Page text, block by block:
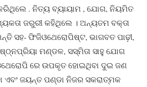
. ନିତ୍ୟ ବ୍ୟାୟାମ , ଯୋଗ, ନିୟମିତ
ଜରୁରୀ କହିଥିଲେ । ଅନ୍ୟତମ ବକ୍ତା
ସହ- ଫିଜିଓଥେରୋପିଷ୍ଟ, ଭାଗବତ ପାଢ଼ୀ,
ମଣ୍ଡଳ, ସସ୍ମିତା ସାହୁ ଯୋଗ
ରେ ଉପକୃତ ହୋଇଥିବା ଦୁଇ ଜଣ
ଏବଂ ଜୟନ୍ତ ପଣ୍ଡା ନିଜର ସକରାତ୍ମକ